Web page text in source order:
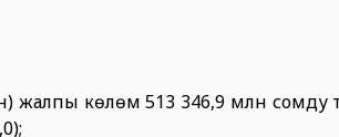
көлөмү 513 346,9 млн сомду